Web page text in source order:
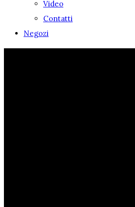
Video
Contatti
Negozi